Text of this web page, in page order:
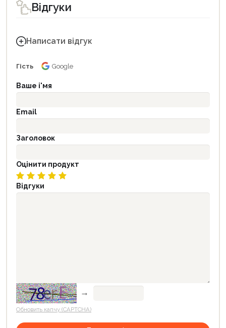
Відгуки
Написати відгук
Гість Google
Ваше і'мя
Email
Заголовок
Оцінити продукт
Відгуки
→
Обновить капчу (CAPTCHA)